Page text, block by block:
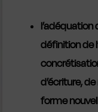
définition de
d’écriture,
forme